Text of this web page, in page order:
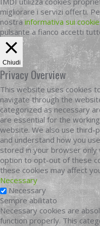
migliorare i servizi offerti.
nostrainformativa sui
pulsante a fianco accetti
Chiudi
Privacy Overview
This website uses cookies
navigate through the
categorized as necessary
are essential for the
website. We also use third-
and understand how you
stored in your browser only
option to opt-out of these
these cookies may affect
Necessary
Necessary
Sempre abilitato
Necessary cookies are
function properly. This